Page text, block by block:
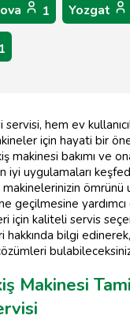
1 Yozgat
1
servisi, hem ev
için hayati bir
makinesi bakımı ve
iyi uygulamaları
ömrünü
geçilmesine yardımcı
için kaliteli servis
bilgi edinerek,
Makinesi